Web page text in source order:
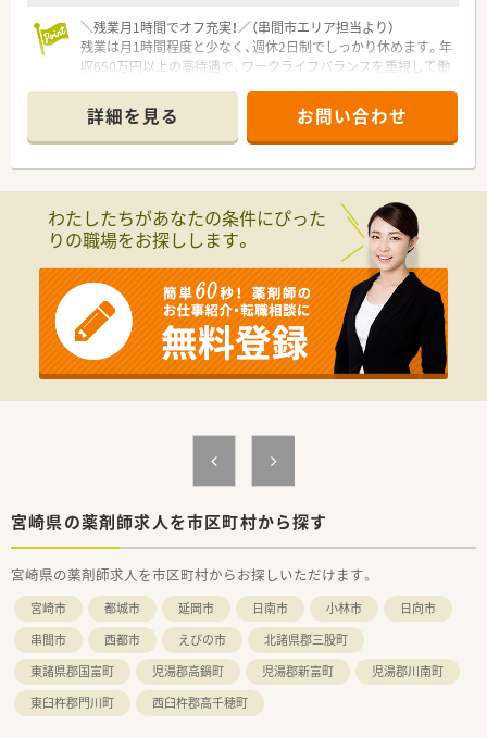
＼残業月1時間でオフ充実！／（串間市エリア担当より）
残業は月1時間程度と少なく、週休2日制でしっかり休めます。年
収650万円以上の高待遇で、ワークライフバランスを重視して働
＊------------------------------------------＊
【店舗情報と応需状況について】
■最寄り駅から徒歩6分というアクセス良好な環境であり毎日の
■主に内科や小児科の処方箋を1日あたり70枚程度応需してお
り着実に経験を積むことができます。
■外来の処方箋応需に加えて施設在宅の業務にも注力しており
【法人特徴について】
■県内にグループを含めて4店舗を展開しており設立7年目で急
成長を遂げている勢いのある法人です。
■展開している店舗のうち3店舗が地域支援体制加算を取得して
おり地域密着型の運営を行っています。
■今後の事業拡大も見据えており患者様へより良い医療サービ
■週休2日制を採用しており日祝休みに加えてシフトによるお休
みがあり無理なく働き続けられる求人です。
有意義に使うことができる働きやすい環境です。
詳細を見る お問い合わせ
わたしたちがあなたの条件にぴった
りの職場をお探しします。
宮崎県の薬剤師求人を市区町村から探す
宮崎県の薬剤師求人を市区町村からお探しいただけます。
宮崎市 都城市 延岡市 日南市 小林市
日向市
串間市
西都市 えびの市
北諸県郡三股町
東諸県郡国富町
児湯郡高鍋町 児湯郡新富町
児湯郡川南町
東臼杵郡門川町
西臼杵郡高千穂町